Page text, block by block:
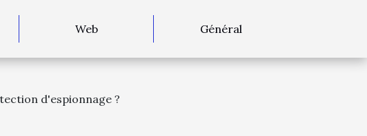
Web Général
d'espionnage ?